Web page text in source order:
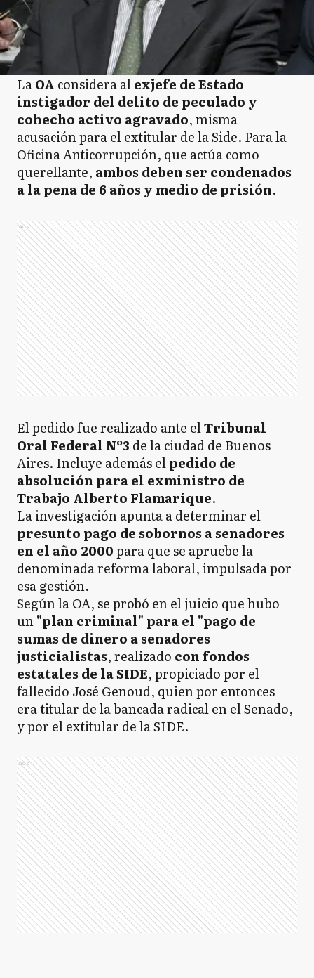
LaOA considera alexjefe de Estado
instigador del delito de peculado y
cohecho activo agravado, misma
acusación para el extitular de la Side. Para la
Oficina Anticorrupción, que actúa como
querellante, ambos deben ser condenados
a la pena de 6 años y medio de prisión.
Ads
El pedido fue realizado ante elTribunal
Oral Federal Nº3 de la ciudad de Buenos
Aires. Incluye además elpedido de
absolución para el exministro de
Trabajo Alberto Flamarique.
La investigación apunta a determinar el
presunto pago de sobornos a senadores
en el año 2000para que se apruebe la
denominada reforma laboral, impulsada por
esa gestión.
Según la OA, se probó en el juicio que hubo
un"plan criminal" para el "pago de
sumas de dinero a senadores
justicialistas, realizado con fondos
estatales de la SIDE, propiciado por el
fallecido José Genoud, quien por entonces
era titular de la bancada radical en el Senado,
y por el extitular de la SIDE.
Ads